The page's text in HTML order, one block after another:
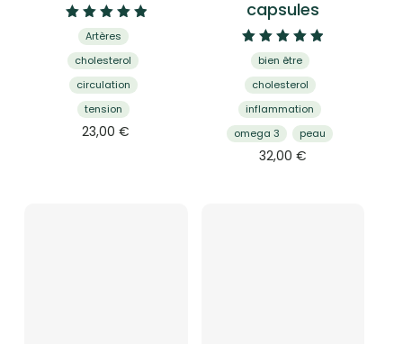
Note
5.00
sur 5
Artères
cholesterol
circulation
tension
23,00€
capsules
Note
4.95
sur 5
bien être
cholesterol
inflammation
omega 3
peau
32,00 €